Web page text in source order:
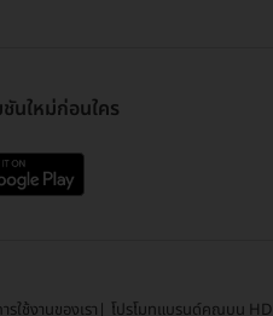
นใหม่ก่อนใคร
รใช้งานของเรา โปรโมทแบรนด์คุณบน HD